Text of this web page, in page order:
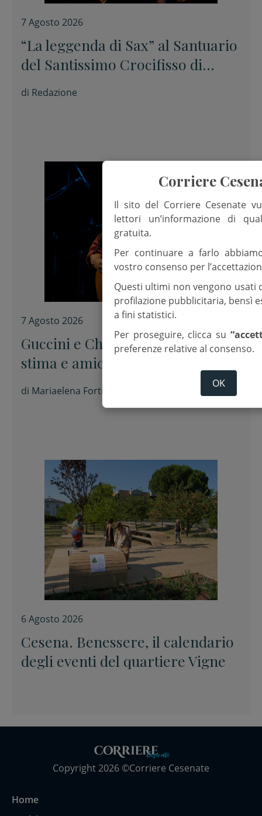
7 Agosto 2026
“La leggenda di Sax” al Santuario
del Santissimo Crocifisso di
di Redazione
7 Agosto 2026
Guccini e Chieffo, un rapporto di
stima e amicizia
di Mariaelena Forti
6 Agosto 2026
Cesena. Benessere, il calendario
degli eventi del quartiere Vigne
Copyright 2026 ©Corriere Cesenate
Home
Corriere
Il sito del Corriere Cesenate
lettori un’informazione di
gratuita.
Per continuare a farlo
vostro consenso per
Questi ultimi non vengono usati
profilazione pubblicitaria, bensì
a fini statistici.
Per proseguire, clicca su
preferenze relative al consenso.
OK